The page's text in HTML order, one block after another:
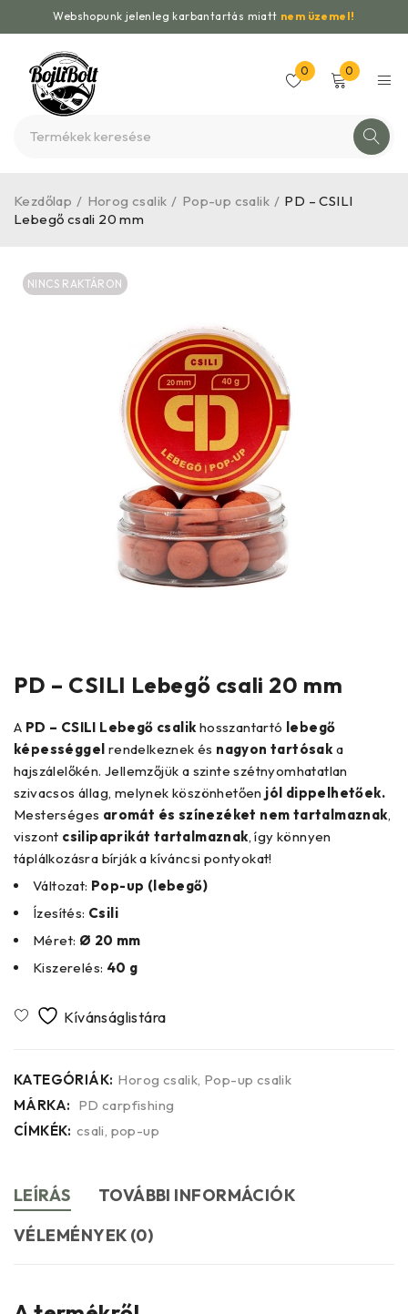
Webshopunk jelenleg karbantartás miatt nem üzemel!
0 0
Kezdőlap / Horog csalik / Pop-up csalik / PD – CSILI
Lebegő csali 20 mm
NINCS RAKTÁRON
PD – CSILI Lebegő csali 20 mm
A PD – CSILI Lebegő csalikhosszantartó lebegő
képességgel rendelkeznek és nagyon tartósaka
hajszálelőkén. Jellemzőjük a szinte szétnyomhatatlan
szivacsos állag, melynek köszönhetően jól dippelhetőek.
Mesterséges aromát és színezéket nem tartalmaznak,
viszont csilipaprikát tartalmaznak, így könnyen
táplálkozásra bírják a kíváncsi pontyokat!
Változat: Pop-up (lebegő)
Ízesítés: Csili
Méret: Ø 20 mm
Kiszerelés: 40 g
KATEGÓRIÁK: Horog csalik, Pop-up csalik
MÁRKA: PD carpfishing
CÍMKÉK: csali, pop-up
LEÍRÁS
TOVÁBBI INFORMÁCIÓK
VÉLEMÉNYEK (0)